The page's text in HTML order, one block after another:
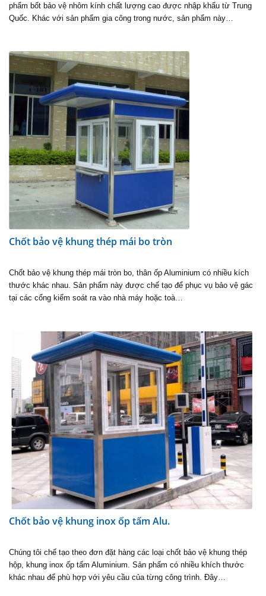
phẩm bốt bảo vệ nhôm kính chất lượng cao được nhập khẩu từ Trung
Quốc. Khác với sản phẩm gia công trong nước, sản phẩm này…
Chốt bảo vệ khung thép mái bo tròn
Chốt bảo vệ khung thép mái tròn bo, thân ốp Aluminium có nhiều kích
thước khác nhau. Sản phẩm này được chế tạo để phục vụ bảo vệ gác
tại các cổng kiểm soát ra vào nhà máy hoặc toà…
Chốt bảo vệ khung inox ốp tấm Alu.
Chúng tôi chế tạo theo đơn đặt hàng các loại chốt bảo vệ khung thép
hộp, khung inox ốp tấm Aluminium. Sản phẩm có nhiều khích thước
khác nhau để phù hợp với yêu cầu của từng công trình. Đây…